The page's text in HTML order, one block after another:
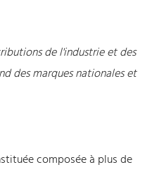
de l'industrie et des
des marques nationales et
composée à plus de